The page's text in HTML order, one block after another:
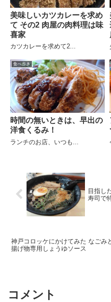
美味しいカツカレーを求め
て その2 肉屋の肉料理は味
喜家
カツカレーを求めて2...
食べ歩き
時間の無いときは、早出の
洋食くるみ！
ランチのお店、いつも...
目指し
寿司で
神戸コロッケにかけてみた なごみ
揚げ物専用しょうゆソース
コメント